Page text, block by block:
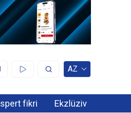
AZ
fikri
Ekzlüziv